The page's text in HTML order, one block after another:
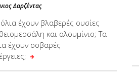
Δαρζέντας
έχουν βλαβερές ουσίες
και αλουμίνιο; Τα
έχουν σοβαρές